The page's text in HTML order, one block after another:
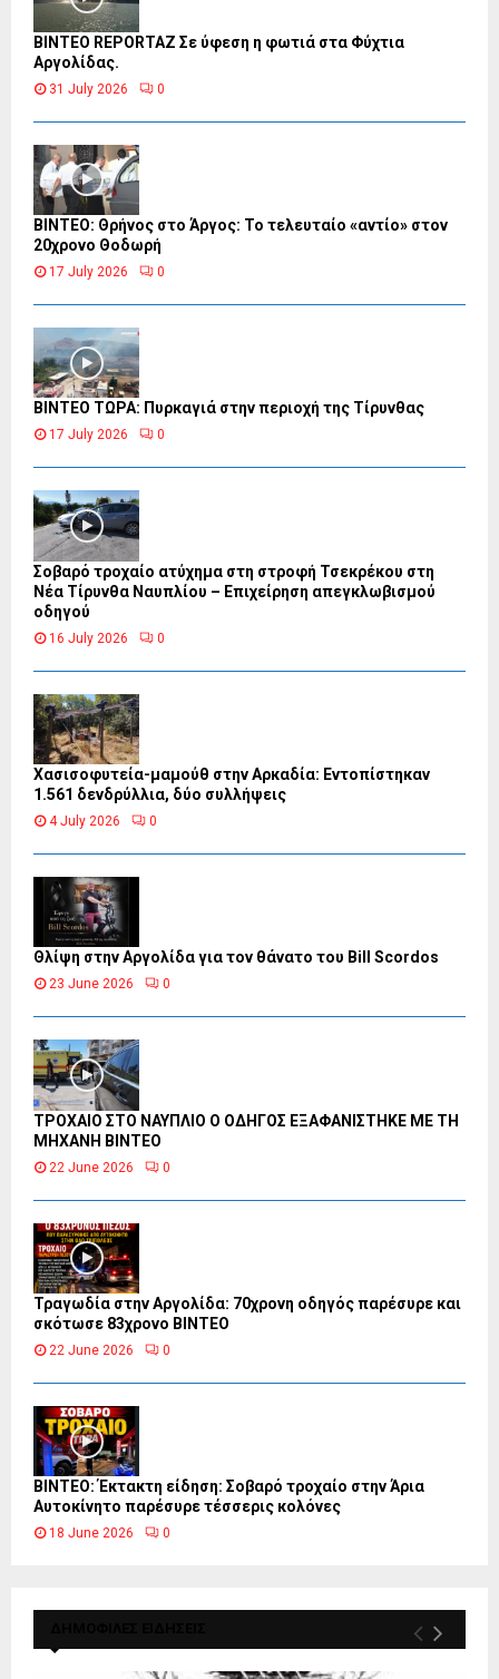
BINTEO REPORTAZ Σε ύφεση η φωτιά στα Φύχτια
Αργολίδας.
31 July 2026 0
ΒΙΝΤΕΟ: Θρήνος στο Άργος: Το τελευταίο «αντίο» στον
20χρονο Θοδωρή
17 July 2026 0
ΒΙΝΤΕΟ ΤΩΡΑ: Πυρκαγιά στην περιοχή της Τίρυνθας
17 July 2026 0
Σοβαρό τροχαίο ατύχημα στη στροφή Τσεκρέκου στη
Νέα Τίρυνθα Ναυπλίου – Επιχείρηση απεγκλωβισμού
οδηγού
16 July 2026 0
Χασισοφυτεία-μαμούθ στην Αρκαδία: Εντοπίστηκαν
1.561 δενδρύλλια, δύο συλλήψεις
4 July 2026 0
Θλίψη στην Αργολίδα για τον θάνατο του Bill Scordos
23 June 2026 0
ΤΡΟΧΑΙΟ ΣΤΟ ΝΑΥΠΛΙΟ Ο ΟΔΗΓΟΣ ΕΞΑΦΑΝΙΣΤΗΚΕ ΜΕ ΤΗ
ΜΗΧΑΝΗ ΒΙΝΤΕΟ
22 June 2026 0
Τραγωδία στην Αργολίδα: 70χρονη οδηγός παρέσυρε και
σκότωσε 83χρονο ΒΙΝΤΕΟ
22 June 2026 0
ΒΙΝΤΕΟ: Έκτακτη είδηση: Σοβαρό τροχαίο στην Άρια
Αυτοκίνητο παρέσυρε τέσσερις κολόνες
18 June 2026 0